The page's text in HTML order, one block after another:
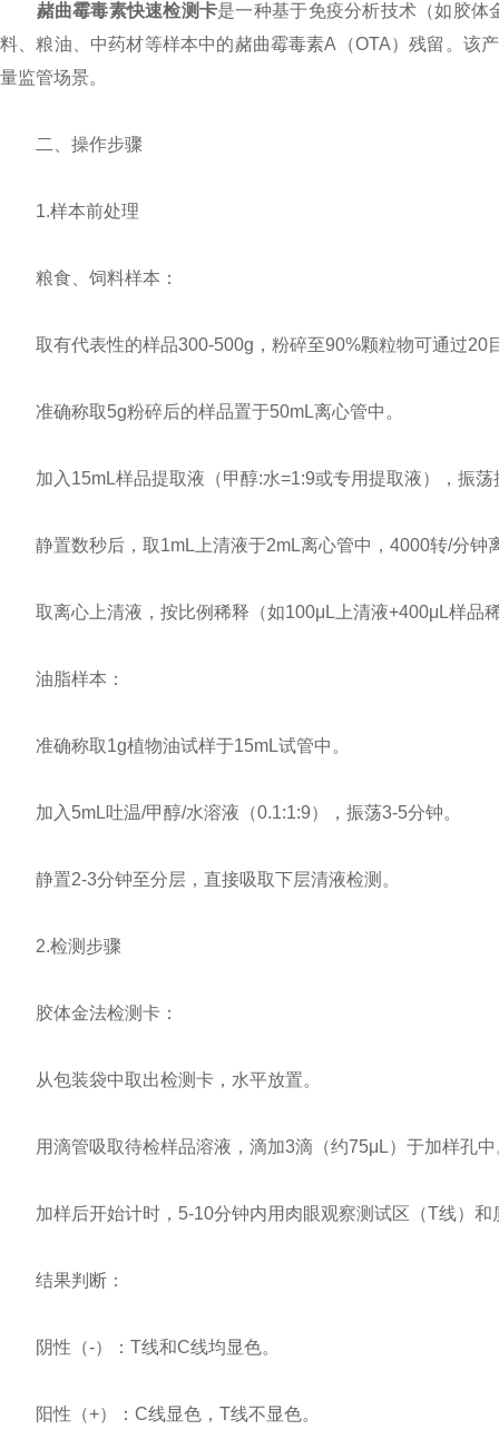
赭曲霉毒素快速检测卡是一种基于免疫分析技术（如胶
料、粮油、中药材等样本中的赭曲霉毒素A（OTA）残留。该
量监管场景。
二、操作步骤
1.样本前处理
粮食、饲料样本：
取有代表性的样品300-500g，粉碎至90%颗粒物可通过20
准确称取5g粉碎后的样品置于50mL离心管中。
加入15mL样品提取液（甲醇:水=1:9或专用提取液），振荡
静置数秒后，取1mL上清液于2mL离心管中，4000转/分钟
取离心上清液，按比例稀释（如100μL上清液+400μL样品
油脂样本：
准确称取1g植物油试样于15mL试管中。
加入5mL吐温/甲醇/水溶液（0.1:1:9），振荡3-5分钟。
静置2-3分钟至分层，直接吸取下层清液检测。
2.检测步骤
胶体金法检测卡：
从包装袋中取出检测卡，水平放置。
用滴管吸取待检样品溶液，滴加3滴（约75μL）于加样孔中
加样后开始计时，5-10分钟内用肉眼观察测试区（T线）和
结果判断：
阴性（-）：T线和C线均显色。
阳性（+）：C线显色，T线不显色。